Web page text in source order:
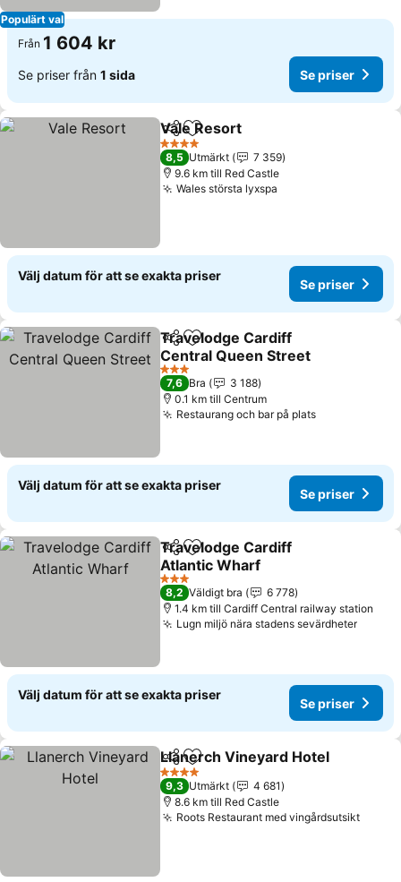
Populärt val
Från 1 604 kr
Se priser från 1 sida Se priser
Dela Lägg till i Mina Favoriter
Vale Resort
4 Stjärnor
8,5 Utmärkt
7 359
9.6 km till Red Castle
Wales största lyxspa
Välj datum för att se exakta priser
Se priser
Dela Lägg till i Mina Favoriter
Travelodge Cardiff
Central Queen Street
Se priser
3 Stjärnor
7,6 Bra
3 188
0.1 km till Centrum
Restaurang och bar på platsSe priser
Välj datum för att se exakta priser
Se priser
Dela Lägg till i Mina Favoriter
Travelodge Cardiff
Atlantic Wharf
Se priser
3 Stjärnor
8,2 Väldigt bra
6 778
1.4 km till Cardiff Central railway station
Lugn miljö nära stadens sevärdheterSe
Välj datum för att se exakta priser
Se priser
Dela Lägg till i Mina Favoriter
Llanerch Vineyard Hotel
4 Stjärnor
9,3 Utmärkt
4 681
8.6 km till Red Castle
Roots Restaurant med vingårdsutsiktSe